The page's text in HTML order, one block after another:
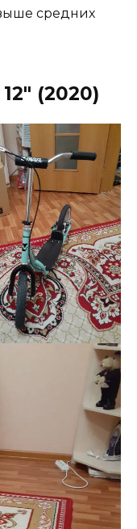
средних
(2020)